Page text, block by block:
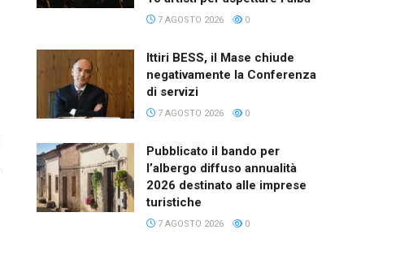
7 AGOSTO 2026 0
Ittiri BESS, il Mase chiude
negativamente la Conferenza
di servizi
7 AGOSTO 2026 0
Pubblicato il bando per
l’albergo diffuso annualità
2026 destinato alle imprese
turistiche
7 AGOSTO 2026 0